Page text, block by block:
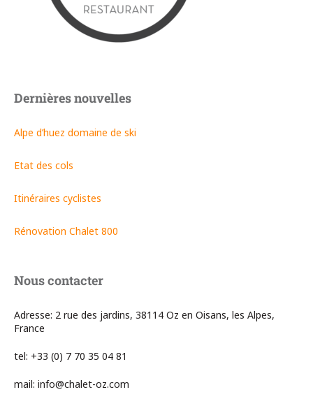
Dernières nouvelles
Alpe d’huez domaine de ski
Etat des cols
Itinéraires cyclistes
Rénovation Chalet 800
Nous contacter
Adresse: 2 rue des jardins, 38114 Oz en Oisans, les Alpes,
France
tel: +33 (0) 7 70 35 04 81
mail: info@chalet-oz.com